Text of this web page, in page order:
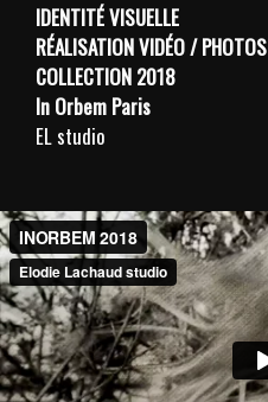
IDENTITÉ VISUELLE
RÉALISATIONVIDÉO / PHOTOS
COLLECTION 2018
In Orbem Paris
EL studio